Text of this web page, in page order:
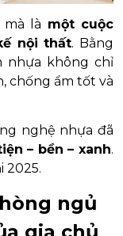
là một cuộc
nội thất. Bằng
nhựa không chỉ
chống ẩm tốt và
nghệ nhựa đã
– bền – xanh.
2025.
ngủ